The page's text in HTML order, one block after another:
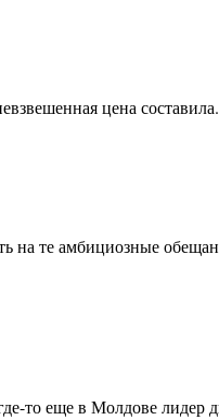
цена
на те амбициозные
то еще в Молдове лидер